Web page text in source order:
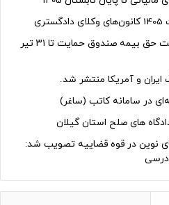
خبر مهم برای وکلا: مهلت پرداخت حق بیمه صندوق حمایت تا ۳۱ تیر
ایران و آمریکا منتشر شد.
در سامانه کاتب (ساغر)
های صلح استان گیلان
نوین در قوه قضاییه تصویب شد: